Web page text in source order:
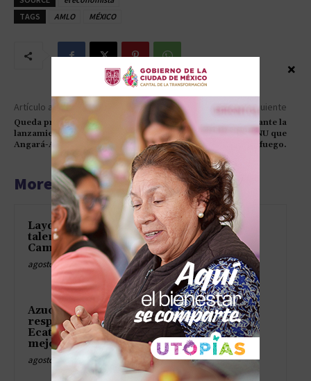
TAGS
AMLO MÉXICO
Artículo anterior
Queda programada la fecha de
lanzamiento del cohete ruso
Angará-A5.
Artículo siguiente
Israel reacciona ante la
resolución de la ONU que
demanda un alto el fuego.
More articles
Layda Sansores abre camino al
talento local con “Hecho en
Campeche”
agosto 7, 2026
Azucena Cisneros consolida
respaldo ciudadano en
Ecatepec; entra al Top 10 de
mejores alcaldesas
agosto 7, 2026
×